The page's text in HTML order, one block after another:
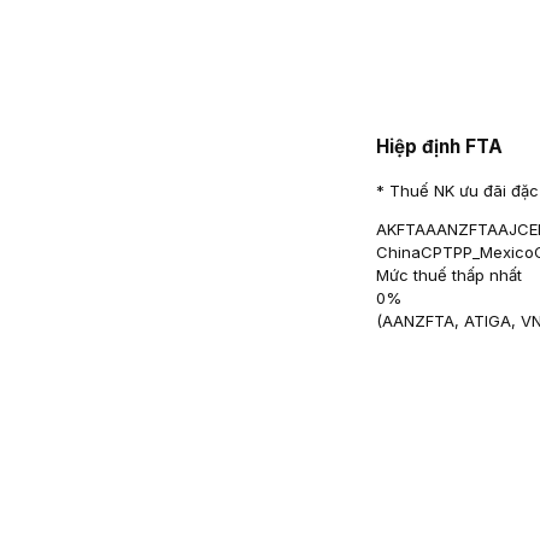
Hiệp định FTA
* Thuế NK ưu đãi
AKFTAAANZFTA
ChinaCPTPP_Mexico
Mức thuế thấp nhất
0%
(AANZFTA, ATIGA,